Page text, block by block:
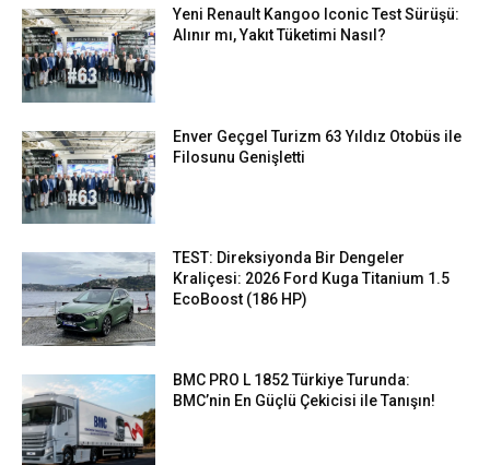
Yeni Renault Kangoo Iconic Test Sürüşü:
Alınır mı, Yakıt Tüketimi Nasıl?
Enver Geçgel Turizm 63 Yıldız Otobüs ile
Filosunu Genişletti
TEST: Direksiyonda Bir Dengeler
Kraliçesi: 2026 Ford Kuga Titanium 1.5
EcoBoost (186 HP)
BMC PRO L 1852 Türkiye Turunda:
BMC’nin En Güçlü Çekicisi ile Tanışın!